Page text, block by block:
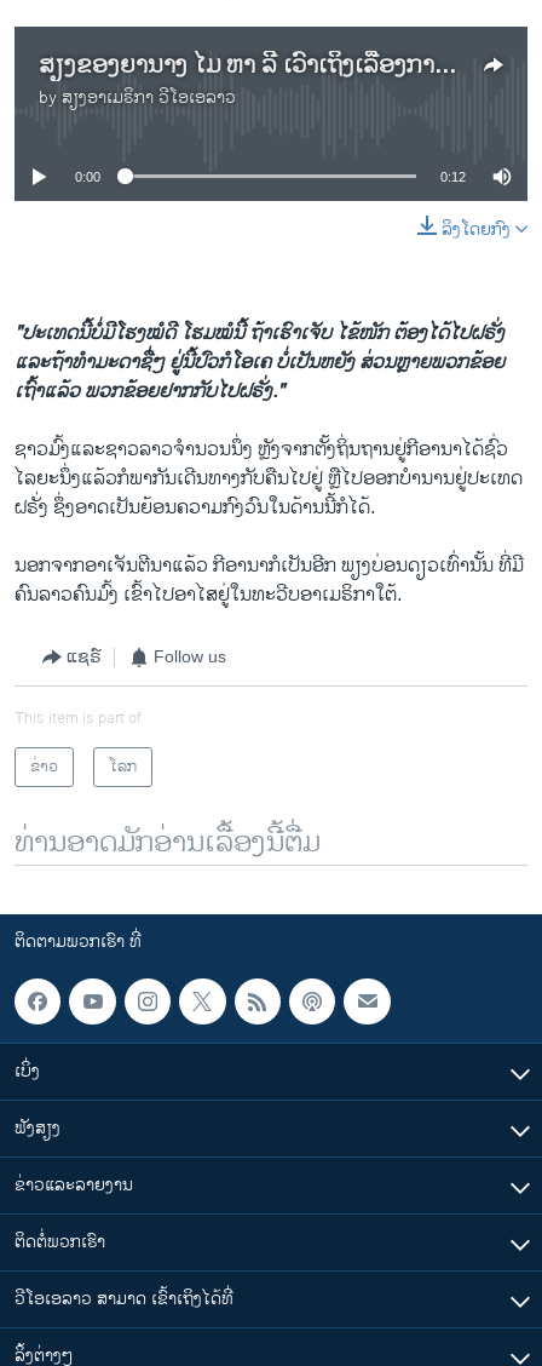
ສຽງຂອງຍານາງ ໄມ ຫາ ລີ ເວົ້າເຖິງເລື້ອງການຮັກສາສຸຂະພາບ
by ສຽງອາເມຣິກາ ວີໂອເອລາວ
No media source currently available
0:00 0:12
ລິງໂດຍກົງ
"ປະເທດນີ້ບໍ່ມີໂຮງໝໍດີ ໂຮມໝໍນີ້ ຖ້າເຮົາເຈັບ ໄຂ້ໜັກ ຕ້ອງໄດ້ໄປຝຣັ່ງ
ແລະຖ້າທຳມະດາຊື່ໆ ຢູ່ນີ້ປົວກໍໂອເຄ ບໍ່ເປັນຫຍັງ ສ່ວນຫຼາຍພວກຂ້ອຍ
ເຖົ້າແລ້ວ ພວກຂ້ອຍຢາກກັບໄປຝຣັ່ງ."
ຊາວມົ້ງແລະຊາວລາວຈຳນວນນຶ່ງ ຫຼັງຈາກຕັ້ງຖິ່ນຖານຢູ່ກີອານາໄດ້ຊົ່ວ
ໄລຍະນຶ່ງແລ້ວກໍພາກັນເດີນທາງກັບຄືນໄປຢູ່ ຫຼືໄປອອກບຳນານຢູ່ປະເທດ
ຝຣັ່ງ ຊຶ່ງອາດເປັນຍ້ອນຄວາມກົງວົນໃນດ້ານນີ້ກໍໄດ້.
ນອກຈາກອາເຈັນຕີນາແລ້ວ ກີອານາກໍເປັນອີກ ພຽງບ່ອນດຽວເທົ່ານັ້ນ ທີ່ມີ
ຄົນລາວຄົນມົ້ງ ເຂົ້າໄປອາໄສຢູ່ໃນທະວີບອາເມຣິກາໃຕ້.
ແຊຣ໌ Follow us
This item is part of
ຂ່າວ
ໂລກ
ທ່ານອາດມັກອ່ານເລື້ອງນີ້ຕື່ມ
ຕິດຕາມພວກເຮົາ ທີ່
ເບິ່ງ
ຟັງສຽງ
ຂ່າວແລະລາຍງານ
ຕິດຕໍ່ພວກເຮົາ
ວີໂອເອລາວ ສາມາດ ເຂົ້າເຖິງໄດ້ທີ່
​ລິ້ງ​ຕ່າງໆ